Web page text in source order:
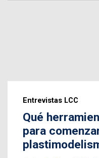
Entrevistas LCC
Qué
para